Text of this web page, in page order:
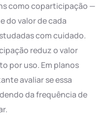
como coparticipação —
do valor de cada
com cuidado.
reduz o valor
por uso. Em planos
avaliar se essa
da frequência de